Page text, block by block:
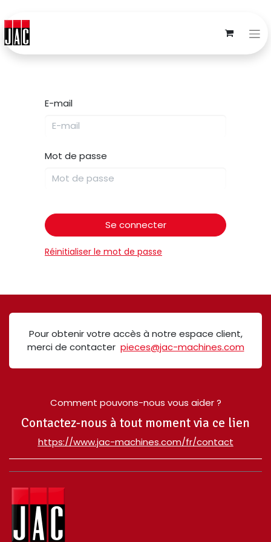
E-mail
Mot de passe
Se connecter
Réinitialiser le mot de passe
Pour obtenir votre accès à notre espace client,
merci de contacter pieces@jac-machines.com
Comment pouvons-nous vous aider ?
Contactez-nous à tout moment via ce lien
​https://www.jac-machines.com/fr/contact